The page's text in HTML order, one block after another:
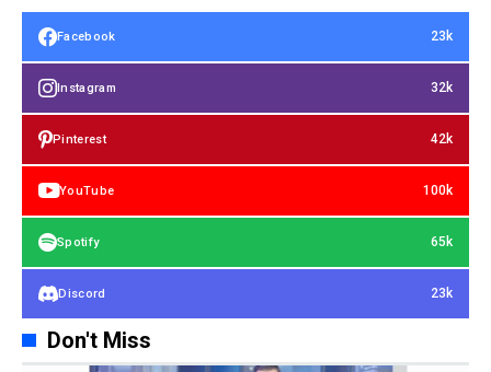
Facebook 23k
Instagram 32k
Pinterest 42k
YouTube 100k
Spotify 65k
Discord 23k
Don't Miss